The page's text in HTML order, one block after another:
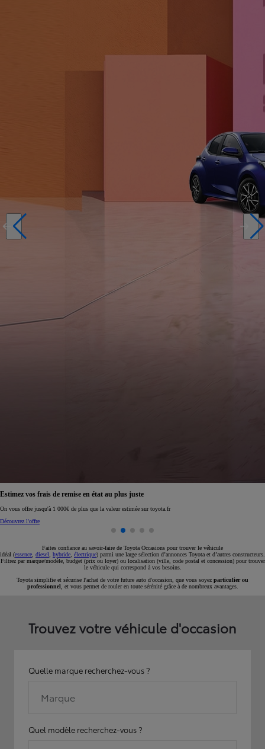
Réservez en ligne votre occasion pour 1€ seulement
Réservez en ligne
Faites confiance au savoir-faire de Toyota Occasions pour trouver le véhicule
idéal (essence diesel hybride électrique) parmi une large sélection d’annonces Toyota et d’autres constructeurs.
Filtrez par marque/modèle, budget (prix ou loyer) ou localisation (ville, code postal et concession) pour trouver
le véhicule qui correspond à vos besoins.
Toyota simplifie et sécurise l'achat de votre future auto d'occasion, que vous soyez particulier ou
professionnel , et vous permet de rouler en toute sérénité grâce à de nombreux avantages.
Trouvez votre véhicule d'occasion
Quelle marque recherchez-vous ?
Marque
Quel modèle recherchez-vous ?